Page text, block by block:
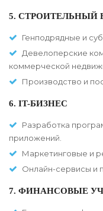
5. СТРОИТЕЛЬНЫЙ
Генподрядные и
Девелоперские
коммерческой
Производство и
6. IT-БИЗНЕС
Разработка
приложений.
Маркетинговые и
Онлайн-сервисы и
7. ФИНАНСОВЫЕ